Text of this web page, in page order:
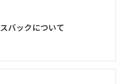
バックについて